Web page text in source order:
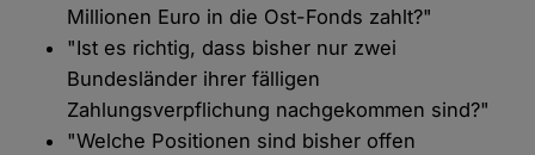
Millionen Euro in die Ost-Fonds zahlt?"
"Ist es richtig, dass bisher nur zwei
Bundesländer ihrer fälligen
Zahlungsverpflichung nachgekommen sind?"
"Welche Positionen sind bisher offen